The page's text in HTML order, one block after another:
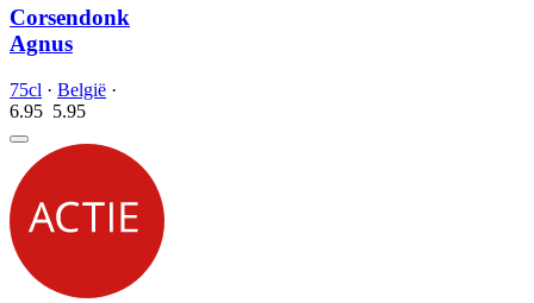
Corsendonk
Agnus
75cl · België ·
6.95 5.95